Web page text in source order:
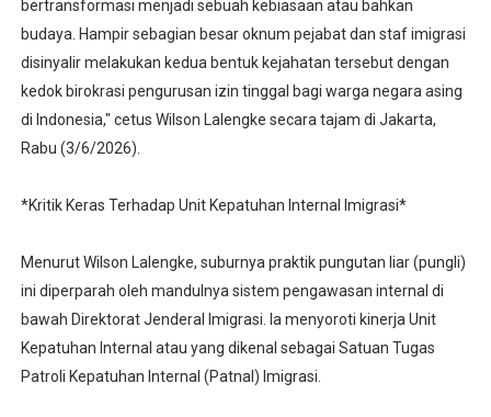
bertransformasi menjadi sebuah kebiasaan atau bahkan
budaya. Hampir sebagian besar oknum pejabat dan staf imigrasi
disinyalir melakukan kedua bentuk kejahatan tersebut dengan
kedok birokrasi pengurusan izin tinggal bagi warga negara asing
di Indonesia," cetus Wilson Lalengke secara tajam di Jakarta,
Rabu (3/6/2026).
*Kritik Keras Terhadap Unit Kepatuhan Internal Imigrasi*
Menurut Wilson Lalengke, suburnya praktik pungutan liar (pungli)
ini diperparah oleh mandulnya sistem pengawasan internal di
bawah Direktorat Jenderal Imigrasi. Ia menyoroti kinerja Unit
Kepatuhan Internal atau yang dikenal sebagai Satuan Tugas
Patroli Kepatuhan Internal (Patnal) Imigrasi.